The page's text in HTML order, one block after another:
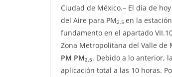
Ciudad de México.– El día de
del Aire para PM2.5 en la
fundamento en el apartado
Zona Metropolitana del Valle de
PM PM2.5. Debido a lo anterior,
aplicación total a las 10 horas.